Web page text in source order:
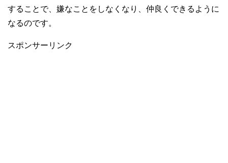
することで、嫌なことをしなくなり、仲良くできるように
なるのです。
スポンサーリンク